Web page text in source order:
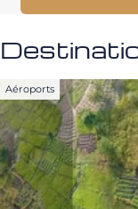
Aéroports